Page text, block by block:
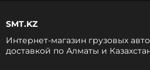
SMT.KZ
Интернет-магазин грузовых
доставкой по Алматы и